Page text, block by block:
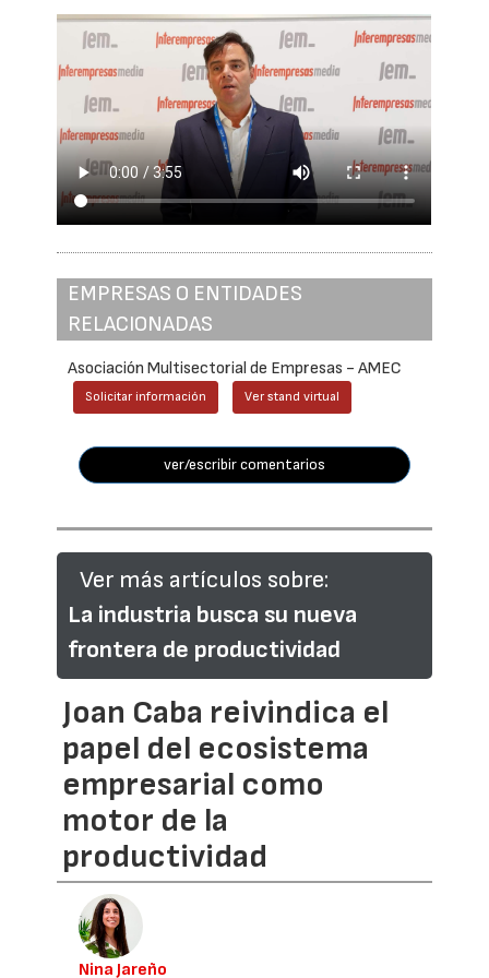
EMPRESAS O ENTIDADES
RELACIONADAS
Asociación Multisectorial de Empresas - AMEC
Solicitar información Ver stand virtual
ver/escribir comentarios
Ver más artículos sobre:
La industria busca su nueva
frontera de productividad
Joan Caba reivindica el
papel del ecosistema
empresarial como
motor de la
productividad
Nina Jareño